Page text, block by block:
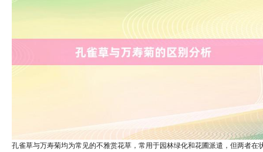
孔雀草与万寿菊均为常见的不雅赏花草，常用于园林绿化和花圃派遣，但两者在